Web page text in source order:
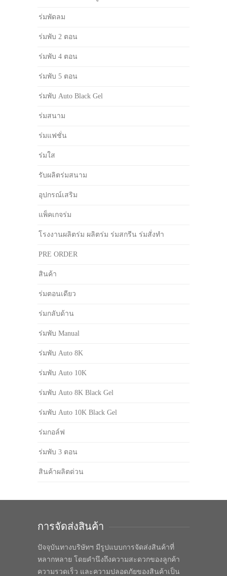
ร่มพัดลม
ร่มพับ 2 ตอน
ร่มพับ 4 ตอน
ร่มพับ 5 ตอน
ร่มพับ Auto Black Gel
ร่มสนาม
ร่มแฟชั่น
ร่มใส
รับผลิตร่มสนาม
อุปกรณ์เสริม
แพ็คเกจร่ม
โรงงานผลิตร่ม ผลิตร่ม ร่มสกรีน ร่มสั่งทำ
PRE ORDER
สินค้า
ร่มตอนเดียว
ร่มกลับด้าน
ร่มพับ Manual
ร่มพับ Auto 8K
ร่มพับ Auto 10K
ร่มพับ Auto 8K Black Gel
ร่มพับ Auto 10K Black Gel
ร่มกอล์ฟ
ร่มพับ 3 ตอน
สินค้าผลิตด่วน
การจัดส่งสินค้า
ปัจจุบันทางบริษัทฯ มีรูปแบบการจัดส่งสินค้าที่
หลากหลาย โดยคำนึงถึงความสะดวกของลูกค้า
ความรวดเร็ว และความปลอดภัยของสินค้าเป็น